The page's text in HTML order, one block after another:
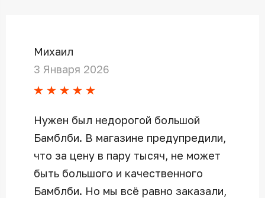
Михаил
3 Января 2026
Нужен был недорогой большой
Бамблби. В магазине предупредили,
что за цену в пару тысяч, не может
быть большого и качественного
Бамблби. Но мы всё равно заказали,